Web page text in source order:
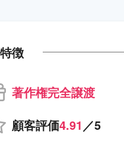
徴
著作権完全譲渡
顧客評価4.91 ／5